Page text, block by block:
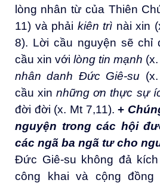
lòng nhân từ của Thiên
11) và phải kiên trì nài xin
8). Lời cầu nguyện sẽ chỉ
cầu xin với lòng tin mạnh
nhân danh Đức Giê-su
cầu xinnhững ơn thực sự
đời đời (x. Mt 7,11).+
nguyện trong các hội
các ngã ba ngã tư cho
Đức Giê-su không đả
công khai và cộng đồng